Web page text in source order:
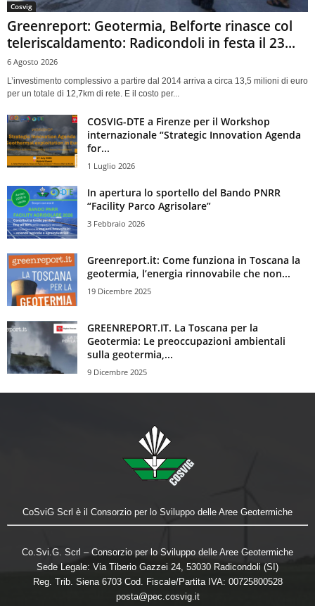
Cosvig
Greenreport: Geotermia, Belforte rinasce col
teleriscaldamento: Radicondoli in festa il 23...
6 Agosto 2026
L’investimento complessivo a partire dal 2014 arriva a circa 13,5 milioni di euro
per un totale di 12,7km di rete. E il costo per...
COSVIG-DTE a Firenze per il Workshop
internazionale “Strategic Innovation Agenda
for...
1 Luglio 2026
In apertura lo sportello del Bando PNRR
“Facility Parco Agrisolare”
3 Febbraio 2026
Greenreport.it: Come funziona in Toscana la
geotermia, l’energia rinnovabile che non...
19 Dicembre 2025
GREENREPORT.IT. La Toscana per la
Geotermia: Le preoccupazioni ambientali
sulla geotermia,...
9 Dicembre 2025
CoSviG Scrl è il Consorzio per lo Sviluppo delle Aree Geotermiche
Co.Svi.G. Scrl – Consorzio per lo Sviluppo delle Aree Geotermiche
Sede Legale: Via Tiberio Gazzei 24, 53030 Radicondoli (SI)
Reg. Trib. Siena 6703 Cod. Fiscale/Partita IVA: 00725800528
posta@pec.cosvig.it